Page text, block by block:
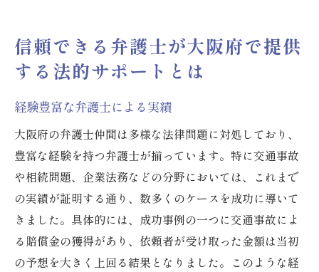
信頼できる弁護士が大阪府で提供
する法的サポートとは
経験豊富な弁護士による実績
大阪府の弁護士仲間は多様な法律問題に対処しており、
豊富な経験を持つ弁護士が揃っています。特に交通事故
や相続問題、企業法務などの分野においては、これまで
の実績が証明する通り、数多くのケースを成功に導いて
きました。具体的には、成功事例の一つに交通事故によ
る賠償金の獲得があり、依頼者が受け取った金額は当初
の予想を大きく上回る結果となりました。このような経